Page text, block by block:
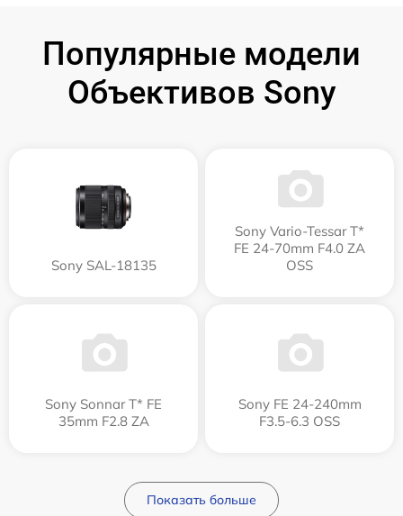
Популярные модели
Объективов Sony
Sony SAL-18135
Sony Vario-Tessar T*
FE 24-70mm F4.0 ZA
OSS
Sony Sonnar T* FE
35mm F2.8 ZA
Sony FE 24-240mm
F3.5-6.3 OSS
Показать больше